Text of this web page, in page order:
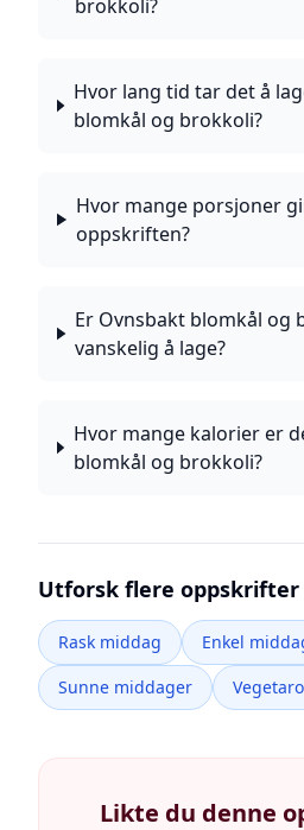
brokkoli?
Hvor lang tid tar det å
blomkål og brokkoli?
Hvor mange porsjoner
oppskriften?
Er Ovnsbakt blomkål og
vanskelig å lage?
Hvor mange kalorier er
blomkål og brokkoli?
Utforsk flere oppskrifter
Rask middag
Enkel
Sunne middager
Likte du denne